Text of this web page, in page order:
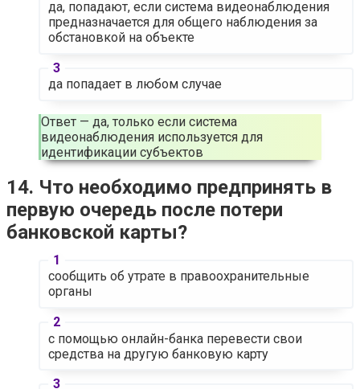
да, попадают, если система видеонаблюдения
предназначается для общего наблюдения за
обстановкой на объекте
да попадает в любом случае
Ответ — да, только если система
видеонаблюдения используется для
идентификации субъектов
14. Что необходимо предпринять в
первую очередь после потери
банковской карты?
сообщить об утрате в правоохранительные
органы
с помощью онлайн-банка перевести свои
средства на другую банковую карту